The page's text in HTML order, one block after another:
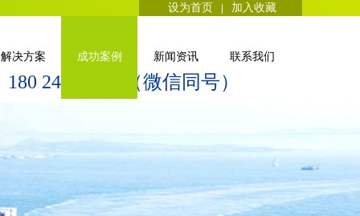
设为首页 加入收藏
解决方案 成功案例 新闻资讯 联系我们
180 2403 8859（微信同号）